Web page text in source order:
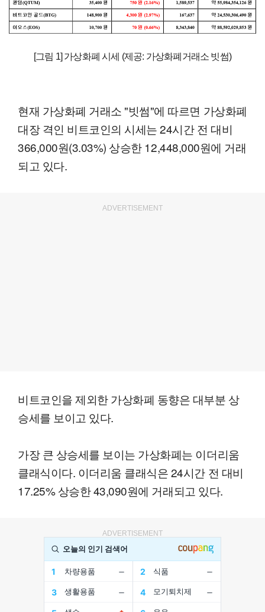
[그림 1] 가상화폐 시세 (제공: 가상화폐거래소 빗썸)
현재 가상화폐 거래소 "빗썸"에 따르면 가상화폐
대장 격인 비트코인의 시세는 24시간 전 대비
366,000원(3.03%) 상승한 12,448,000원에 거래
되고 있다.
ADVERTISEMENT
비트코인을 제외한 가상화폐 동향은 대부분 상
승세를 보이고 있다.
가장 큰 상승세를 보이는 가상화폐는 이더리움
클래식이다. 이더리움 클래식은 24시간 전 대비
17.25% 상승한 43,090원에 거래되고 있다.
ADVERTISEMENT